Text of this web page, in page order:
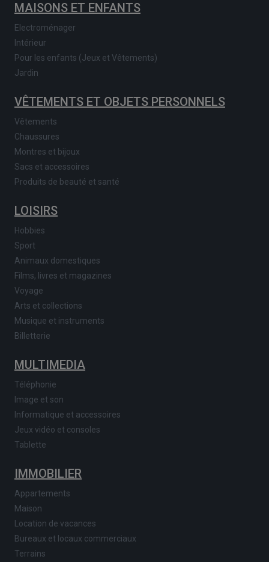
MAISONS ET ENFANTS
Electroménager
Intérieur
Pour les enfants (Jeux et Vêtements)
Jardin
VÊTEMENTS ET OBJETS PERSONNELS
Vêtements
Chaussures
Montres et bijoux
Sacs et accessoires
Produits de beauté et santé
LOISIRS
Hobbies
Sport
Animaux domestiques
Films, livres et magazines
Voyage
Arts et collections
Musique et instruments
Billetterie
MULTIMEDIA
Téléphonie
Image et son
Informatique et accessoires
Jeux vidéo et consoles
Tablette
IMMOBILIER
Appartements
Maison
Location de vacances
Bureaux et locaux commerciaux
Terrains